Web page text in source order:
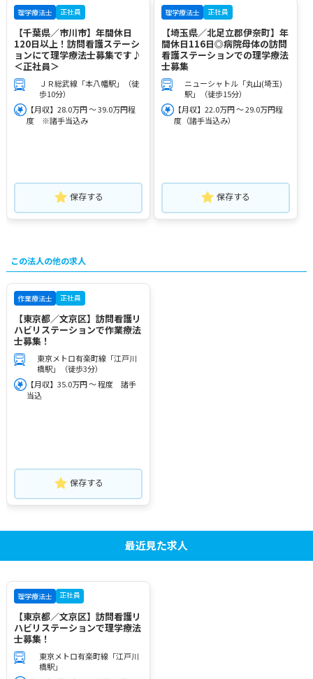
理学療法士 正社員
【千葉県／市川市】年間休日
120日以上！訪問看護ステーシ
ョンにて理学療法士募集です♪
＜正社員＞
ＪＲ総武線「本八幡駅」（徒
歩10分）
【月収】28.0万円 ～ 39.0万円程
度 ※諸手当込み
保存する
理学療法士 正社員
【埼玉県／北足立郡伊奈町】年
間休日116日◎病院母体の訪問
看護ステーションでの理学療法
士募集
ニューシャトル「丸山(埼玉)
駅」（徒歩15分）
【月収】22.0万円 ～ 29.0万円程
度（諸手当込み）
保存する
この法人の他の求人
作業療法士 正社員
【東京都／文京区】訪問看護リ
ハビリステーションで作業療法
士募集！
東京メトロ有楽町線「江戸川
橋駅」（徒歩3分）
【月収】35.0万円 ～ 程度 諸手
当込
保存する
最近見た求人
理学療法士 正社員
【東京都／文京区】訪問看護リ
ハビリステーションで理学療法
士募集！
東京メトロ有楽町線「江戸川
橋駅」